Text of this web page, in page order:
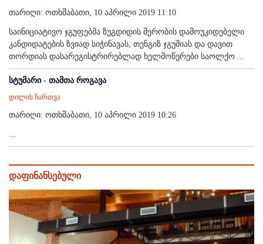
თარიღი: ოთხშაბათი, 10 აპრილი 2019 11:10
საინიციატივო ჯგუფებმა ზუგდიდის მერობის დამოუკიდებელი
კანდიდატების ზვიად სიჭინავას, თენგიზ ჯგუშიას და დავით
თორდიას დასარეგისტრირებლად ხელმოწერები საოლქო ...
სტუმარი - თამთა როგავა
დილის ჩართვა
თარიღი: ოთხშაბათი, 10 აპრილი 2019 10:26
...
დაფინანსებული